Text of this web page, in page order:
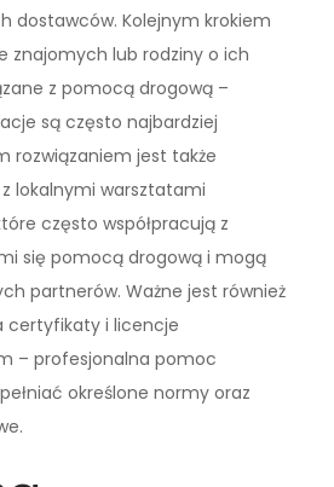
dostawców. Kolejnym krokiem
znajomych lub rodziny o ich
z pomocą drogową –
są często najbardziej
rozwiązaniem jest także
lokalnymi warsztatami
często współpracują z
się pomocą drogową i mogą
partnerów. Ważne jest również
certyfikaty i licencje
– profesjonalna pomoc
określone normy oraz